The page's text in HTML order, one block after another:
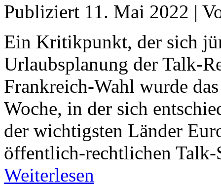
Publiziert 11. Mai 2022 |
Ein Kritikpunkt, der sich
Urlaubsplanung der Talk-
Frankreich-Wahl wurde
Woche, in der sich
der wichtigsten Länder
öffentlich-rechtlichen
Weiterlesen